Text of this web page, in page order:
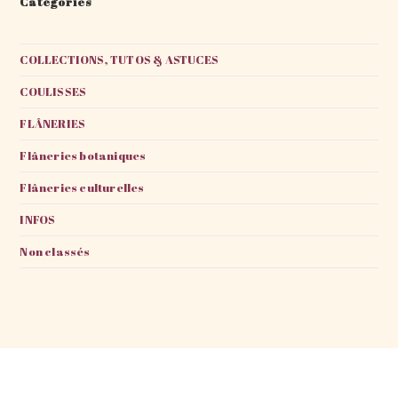
COLLECTIONS, TUTOS & ASTUCES
COULISSES
FLÂNERIES
Flâneries botaniques
Flâneries culturelles
INFOS
Non classés